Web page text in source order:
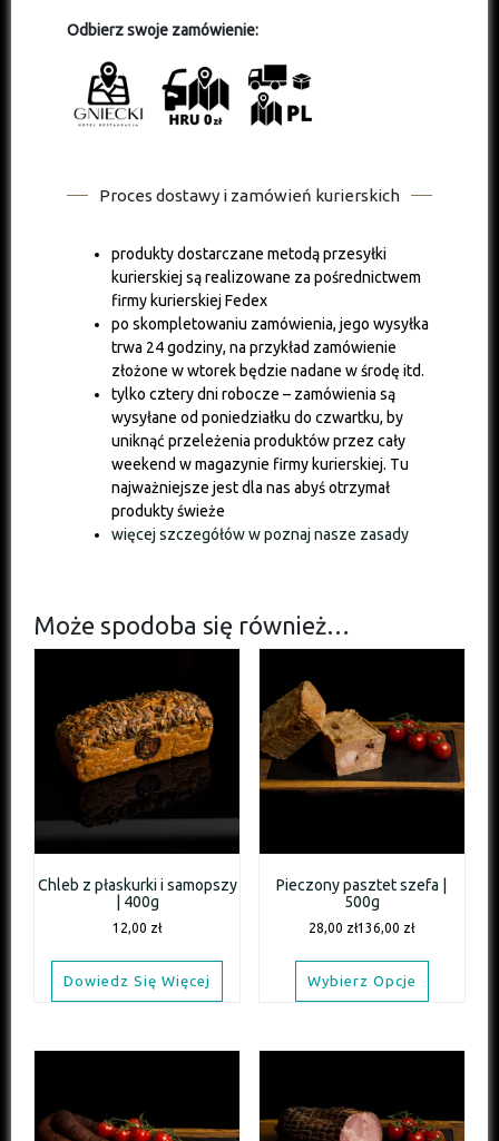
Odbierz swoje zamówienie:
Proces dostawy i zamówień kurierskich
produkty dostarczane metodą przesyłki
kurierskiej są realizowane za pośrednictwem
firmy kurierskiej Fedex
po skompletowaniu zamówienia, jego wysyłka
trwa 24 godziny, na przykład zamówienie
złożone w wtorek będzie nadane w środę itd.
tylko cztery dni robocze – zamówienia są
wysyłane od poniedziałku do czwartku, by
uniknąć przeleżenia produktów przez cały
weekend w magazynie firmy kurierskiej. Tu
najważniejsze jest dla nas abyś otrzymał
produkty świeże
więcej szczegółów w poznaj nasze zasady
Może spodoba się również…
Chleb z płaskurki i samopszy
| 400g
12,00 zł
Dowiedz Się Więcej
Pieczony pasztet szefa |
500g
28,00 zł136,00 zł
Wybierz Opcje